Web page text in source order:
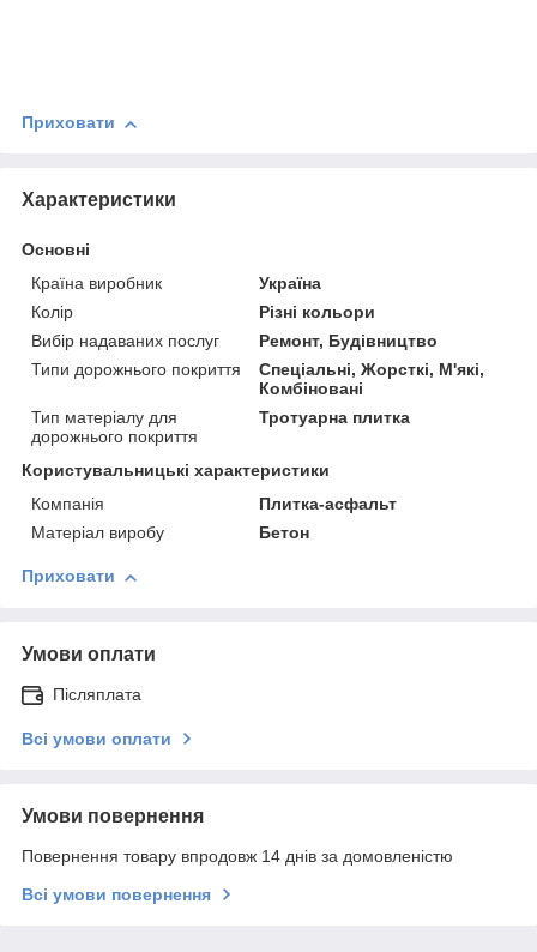
Приховати
Характеристики
Основні
Країна виробник
Україна
Колір
Різні кольори
Вибір надаваних послуг
Ремонт, Будівництво
Типи дорожнього покриття
Спеціальні, Жорсткі, М'які,
Комбіновані
Тип матеріалу для
дорожнього покриття
Тротуарна плитка
Користувальницькі характеристики
Компанія
Плитка-асфальт
Матеріал виробу
Бетон
Приховати
Умови оплати
Післяплата
Всі умови оплати
Умови повернення
Повернення товару впродовж 14 днів за домовленістю
Всі умови повернення